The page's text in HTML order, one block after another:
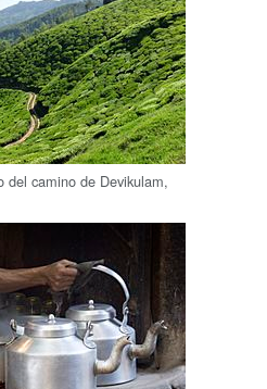
del camino de Devikulam,